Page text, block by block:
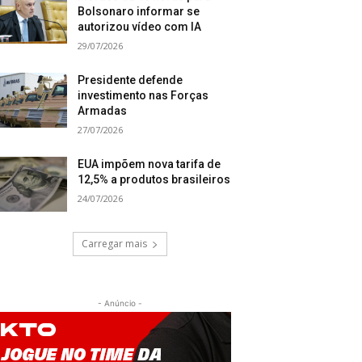
Bolsonaro informar se
autorizou vídeo com IA
29/07/2026
Presidente defende
investimento nas Forças
Armadas
27/07/2026
EUA impõem nova tarifa de
12,5% a produtos brasileiros
24/07/2026
Carregar mais
- Anúncio -